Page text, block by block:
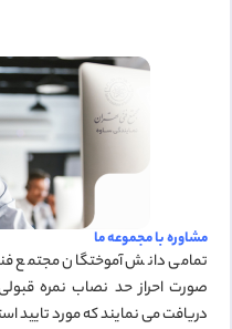
مشاوره با مجموعه ما
تمامی دانش آموختگان مجتمع
صورت احراز حد نصاب نمره
دریافت می نمایند که مورد تایید